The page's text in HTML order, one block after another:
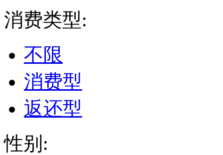
消费类型:
不限
消费型
返还型
性别: